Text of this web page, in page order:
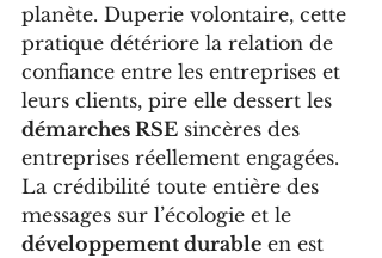
planète. Duperie volontaire, cette
pratique détériore la relation de
confiance entre les entreprises et
leurs clients, pire elle dessert les
démarches RSE sincères des
entreprises réellement engagées.
La crédibilité toute entière des
messages sur l’écologie et le
développement durable en est